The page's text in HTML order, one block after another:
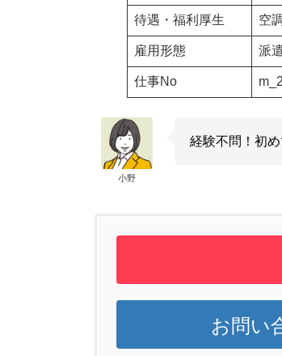
待遇・福利厚生 空
雇用形態 派
仕事No
小野
経験不問！初
お問い